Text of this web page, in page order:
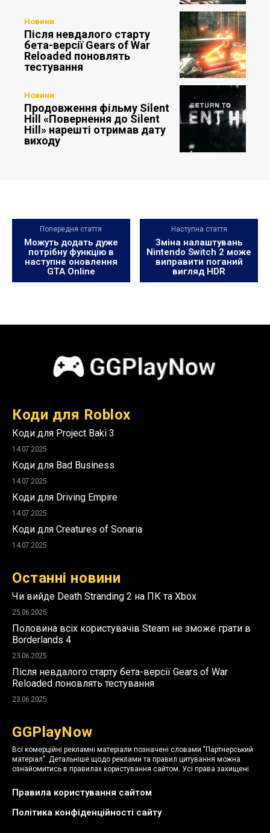
Новини
Після невдалого старту
бета-версії Gears of War
Reloaded поновлять
тестування
Новини
Продовження фільму Silent
Hill «Повернення до Silent
Hill» нарешті отримав дату
виходу
Попередня стаття
Можуть додать дуже
потрібну функцію в
наступне оновлення
GTA Online
Наступна стаття
Зміна налаштувань
Nintendo Switch 2 може
виправити поганий
вигляд HDR
Коди для Roblox
Коди для Project Baki 3
14.07.2025
Коди для Bad Business
14.07.2025
Коди для Driving Empire
14.07.2025
Коди для Creatures of Sonaria
14.07.2025
Останні новини
Чи вийде Death Stranding 2 на ПК та Xbox
25.06.2025
Половина всіх користувачів Steam не зможе грати в
Borderlands 4
23.06.2025
Після невдалого старту бета-версії Gears of War
Reloaded поновлять тестування
23.06.2025
GGPlayNow
Всі комерційні рекламні матеріали позначені словами "Партнерський
матеріал". Детальніше щодо реклами та правил цитування можна
ознайомитись в правилах користування сайтом. Усі права захищені.
Правила користування сайтом
Політика конфіденційності сайту